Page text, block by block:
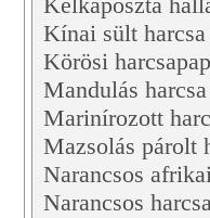
Kínai sült harcsa
Körösi
Mandulás harcsa
Marinírozott
Mazsolás párolt
Narancsos
Narancsos